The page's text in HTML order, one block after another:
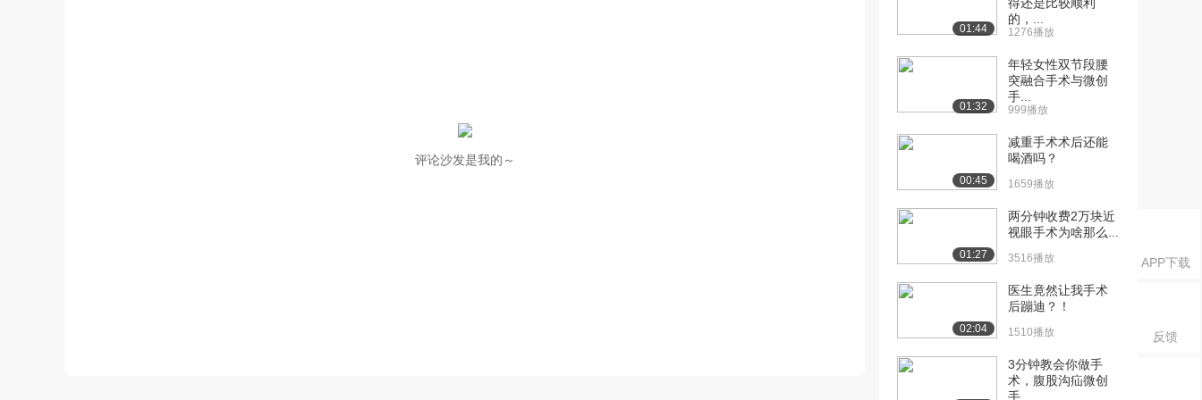
APP下载
反馈
评论沙发是我的～
01:44
的，...
1276播放
01:32
年轻女性双节段腰
突融合手术与微创
手...
999播放
00:45
减重手术术后还能
喝酒吗？
1659播放
01:27
两分钟收费2万块近
视眼手术为啥那么...
3516播放
02:04
医生竟然让我手术
后蹦迪？！
1510播放
3分钟教会你做手
术，腹股沟疝微创
手...